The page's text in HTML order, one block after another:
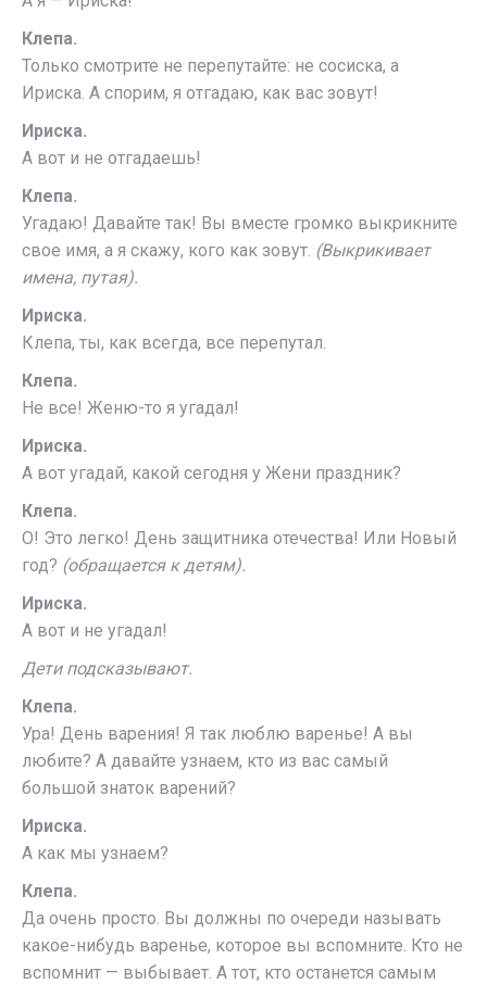
Клепа.
Только смотрите не перепутайте: не сосиска, а
Ириска. А спорим, я отгадаю, как вас зовут!
Ириска.
А вот и не отгадаешь!
Клепа.
Угадаю! Давайте так! Вы вместе громко выкрикните
свое имя, а я скажу, кого как зовут. (Выкрикивает
имена, путая).
Ириска.
Клепа, ты, как всегда, все перепутал.
Клепа.
Не все! Женю-то я угадал!
Ириска.
А вот угадай, какой сегодня у Жени праздник?
Клепа.
О! Это легко! День защитника отечества! Или Новый
год? (обращается к детям).
Ириска.
А вот и не угадал!
Дети подсказывают.
Клепа.
Ура! День варения! Я так люблю варенье! А вы
любите? А давайте узнаем, кто из вас самый
большой знаток варений?
Ириска.
А как мы узнаем?
Клепа.
Да очень просто. Вы должны по очереди называть
какое-нибудь варенье, которое вы вспомните. Кто не
вспомнит — выбывает. А тот, кто останется самым